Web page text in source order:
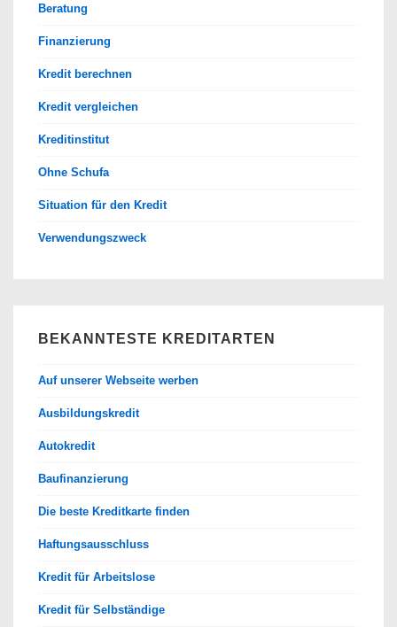
Beratung
Finanzierung
Kredit berechnen
Kredit vergleichen
Kreditinstitut
Ohne Schufa
Situation für den Kredit
Verwendungszweck
BEKANNTESTE KREDITARTEN
Auf unserer Webseite werben
Ausbildungskredit
Autokredit
Baufinanzierung
Die beste Kreditkarte finden
Haftungsausschluss
Kredit für Arbeitslose
Kredit für Selbständige